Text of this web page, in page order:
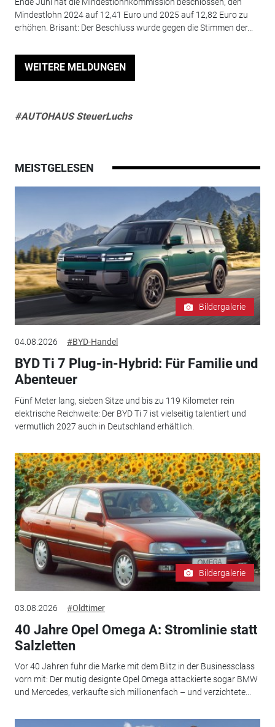
Ende Juni hat die Mindestlohnkommission beschlossen, den
Mindestlohn 2024 auf 12,41 Euro und 2025 auf 12,82 Euro zu
erhöhen. Brisant: Der Beschluss wurde gegen die Stimmen der...
WEITERE MELDUNGEN
#AUTOHAUS SteuerLuchs
MEISTGELESEN
Bildergalerie
04.08.2026 #BYD-Handel
BYD Ti 7 Plug-in-Hybrid: Für Familie und
Abenteuer
Fünf Meter lang, sieben Sitze und bis zu 119 Kilometer rein
elektrische Reichweite: Der BYD Ti 7 ist vielseitig talentiert und
vermutlich 2027 auch in Deutschland erhältlich.
Bildergalerie
03.08.2026 #Oldtimer
40 Jahre Opel Omega A: Stromlinie statt
Salzletten
Vor 40 Jahren fuhr die Marke mit dem Blitz in der Businessclass
vorn mit: Der mutig designte Opel Omega attackierte sogar BMW
und Mercedes, verkaufte sich millionenfach – und verzichtete...